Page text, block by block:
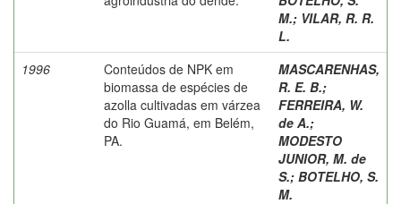
M.; VILAR, R. R.
L.
1996
Conteúdos de NPK em
biomassa de espécies de
azolla cultivadas em várzea
do Rio Guamá, em Belém,
PA.
MASCARENHAS,
R. E. B.;
FERREIRA, W.
de A.;
MODESTO
JUNIOR, M. de
S.; BOTELHO, S.
M.